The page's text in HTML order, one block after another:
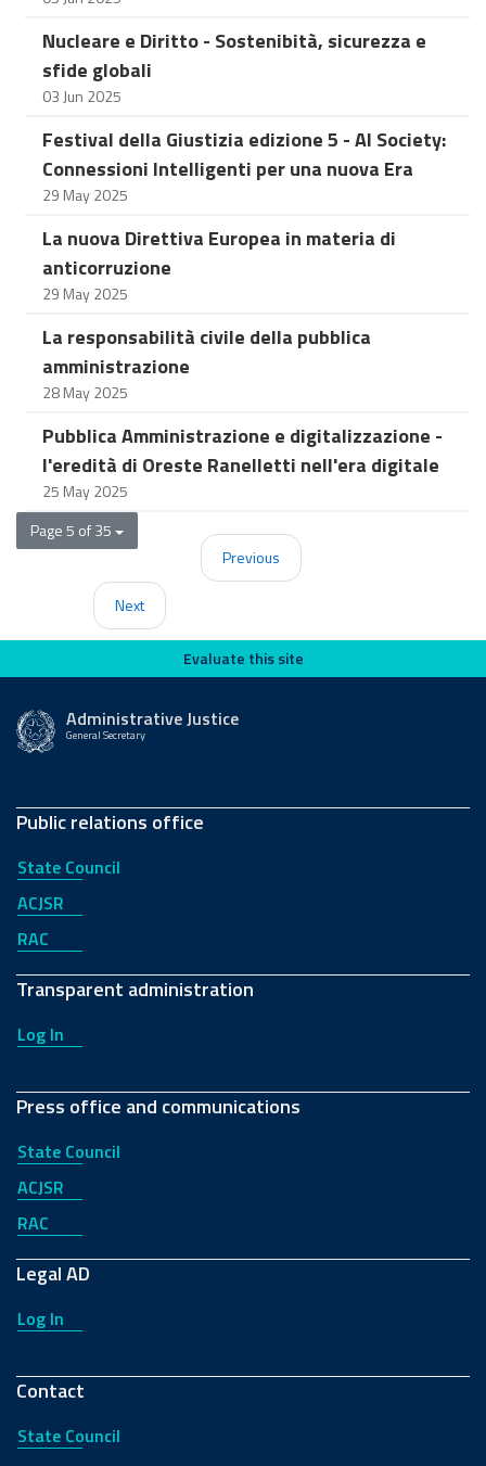
Nucleare e Diritto - Sostenibità, sicurezza e
sfide globali
03 Jun 2025
Festival della Giustizia edizione 5 - Al Society:
Connessioni Intelligenti per una nuova Era
29 May 2025
La nuova Direttiva Europea in materia di
anticorruzione
29 May 2025
La responsabilità civile della pubblica
amministrazione
28 May 2025
Pubblica Amministrazione e digitalizzazione -
l'eredità di Oreste Ranelletti nell'era digitale
25 May 2025
Page 5 of 35
Previous
Next
Evaluate this siteEvaluate this site
Administrative Justice
General Secretary
Public relations office
State Council
ACJSR
RAC
Transparent administration
Log In
Press office and communications
State Council
ACJSR
RAC
Legal AD
Log In
Contact
State Council